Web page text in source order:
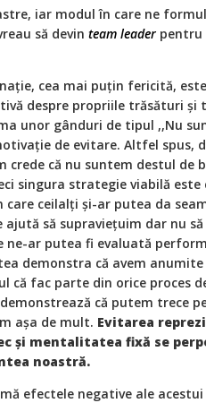
iar modul în care ne
să devin team leader pentru
cea mai puțin fericită,
despre propriile trăsături și
unor gânduri de tipul ,,Nu
de evitare. Altfel spus,
crede că nu suntem destul de
singura strategie viabilă
care ceilalți și-ar putea da
ajută să supraviețuim dar nu
ne-ar putea fi evaluată
demonstra că avem
că fac parte din orice proces
demonstrează că putem trece
așa de mult. Evitarea
și mentalitatea fixă se
noastră.
efectele negative ale